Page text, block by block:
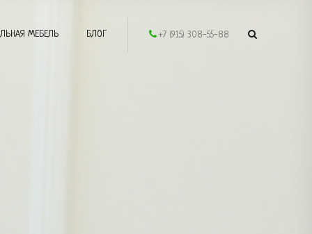
+7 (915) 308-55-88
МЕБЕЛЬ БЛОГ